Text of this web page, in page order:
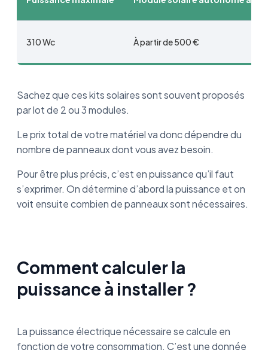
310 Wc À partir de 500 €
Sachez que ces kits solaires sont souvent proposés
par lot de 2 ou 3 modules.
Le prix total de votre matériel va donc dépendre du
nombre de panneaux dont vous avez besoin.
Pour être plus précis, c’est en puissance qu’il faut
s’exprimer. On détermine d’abord la puissance et on
voit ensuite combien de panneaux sont nécessaires.
Comment calculer la
puissance à installer ?
La puissance électrique nécessaire se calcule en
fonction de votre consommation. C’est une donnée